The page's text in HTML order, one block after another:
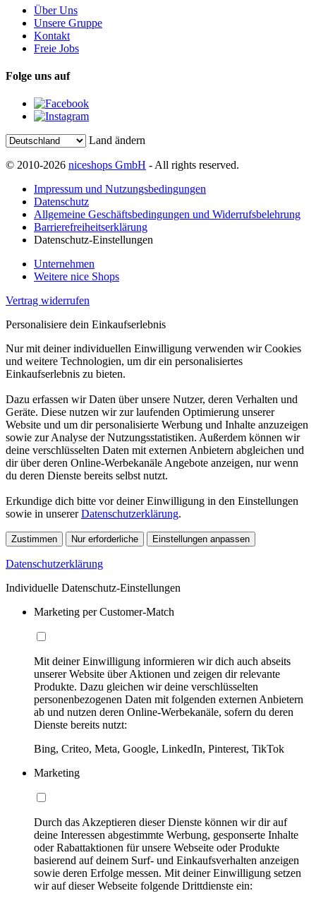
Über Uns
Unsere Gruppe
Kontakt
Freie Jobs
Folge uns auf
Land ändern
© 2010-2026 niceshops GmbH - All rights reserved.
Impressum und Nutzungsbedingungen
Datenschutz
Allgemeine Geschäftsbedingungen und Widerrufsbelehrung
Barrierefreiheitserklärung
Datenschutz-Einstellungen
Unternehmen
Weitere nice Shops
Vertrag widerrufen
Personalisiere dein Einkaufserlebnis
Nur mit deiner individuellen Einwilligung verwenden wir Cookies
und weitere Technologien, um dir ein personalisiertes
Einkaufserlebnis zu bieten.
Dazu erfassen wir Daten über unsere Nutzer, deren Verhalten und
Geräte. Diese nutzen wir zur laufenden Optimierung unserer
Website und um dir personalisierte Werbung und Inhalte anzuzeigen
sowie zur Analyse der Nutzungsstatistiken. Außerdem können wir
deine verschlüsselten Daten mit externen Anbietern abgleichen und
dir über deren Online-Werbekanäle Angebote anzeigen, nur wenn
du deren Dienste bereits selbst nutzt.
Erkundige dich bitte vor deiner Einwilligung in den Einstellungen
sowie in unsererDatenschutzerklärung.
Zustimmen Nur erforderliche Einstellungen anpassen
Datenschutzerklärung
Individuelle Datenschutz-Einstellungen
Marketing per Customer-Match
Mit deiner Einwilligung informieren wir dich auch abseits
unserer Website über Aktionen und zeigen dir relevante
Produkte. Dazu gleichen wir deine verschlüsselten
personenbezogenen Daten mit folgenden externen Anbietern
ab und nutzen deren Online-Werbekanäle, sofern du deren
Dienste bereits nutzt:
Bing, Criteo, Meta, Google, LinkedIn, Pinterest, TikTok
Marketing
Durch das Akzeptieren dieser Dienste können wir dir auf
deine Interessen abgestimmte Werbung, gesponserte Inhalte
oder Rabattaktionen für unsere Webseite oder Produkte
basierend auf deinem Surf- und Einkaufsverhalten anzeigen
sowie deren Erfolge messen. Mit deiner Einwilligung setzen
wir auf dieser Webseite folgende Drittdienste ein: